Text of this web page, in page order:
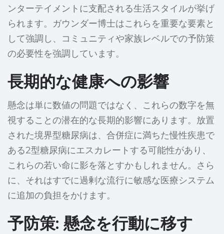
ンターテイメントに支配される生活スタイルが挙げ
られます。ガウンダー博士はこれらを重要な要素と
して強調し、コミュニティや家族レベルでの予防策
の必要性を強調しています。
長期的な健康への影響
懸念は単に数値の問題ではなく、これらの数字を無
視することの潜在的な長期的影響にあります。放置
された境界型糖尿病は、合併症に満ちた慢性疾患で
ある2型糖尿病にエスカレートする可能性があり、
これらの若い命に影を落とすかもしれません。さら
に、それはすでに過剰な流行に敏感な医療システム
に追加の負担をかけます。
予防策: 懸念を行動に移す